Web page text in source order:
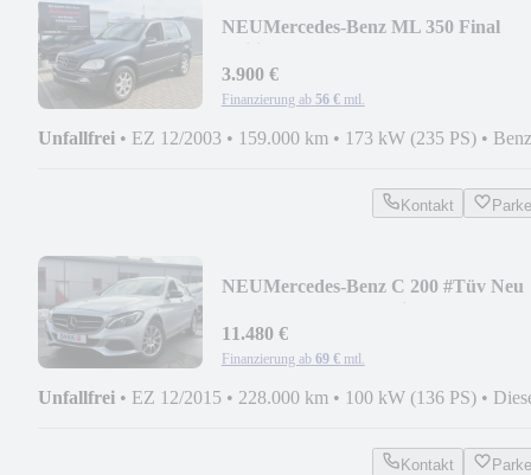
NEUMercedes-Benz ML 350 Final
3.900 €
Finanzierung ab 56 € mtl.
Unfallfrei • EZ 12/2003 • 159.000 km • 173 kW (235 PS) •
Kontakt
NEUMercedes-Benz C 200 #Tüv Neu
11.480 €
Finanzierung ab 69 € mtl.
Unfallfrei • EZ 12/2015 • 228.000 km • 100 kW (136 PS) •
Kontakt